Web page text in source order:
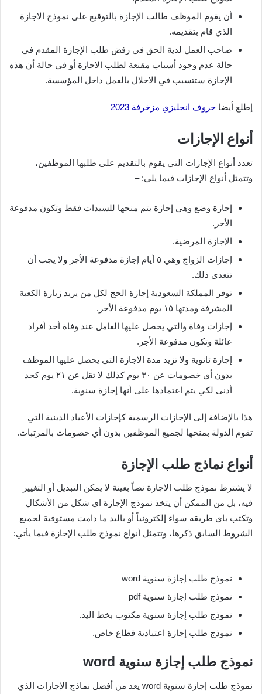
أن يقوم الموظف طالب الإجازة بالتوقيع على نموذج الاجازة
الذي قام بتقديمه.
صاحب العمل لدية الحق في رفض طلب الإجازة المقدم في
حالة عدم وجود أسباب مقنعة لطلب الاجازة أو في حالة أن هذه
الإجازة ستتسبب في الاخلال بالعمل داخل المؤسسة.
إطلع أيضا حروف انجليزي مزخرفة 2023
أنواع الإجازات
تعدد أنواع الإجازات التي يقوم بالتقديم على طلبها الموظفين،
وتتمثل أنواع الإجازات فيما يلي: –
إجازة وضع وهي إجازة يتم منحها للسيدات فقط وتكون مدفوعة
الأجر.
الإجازة المرضية.
إجازات الزواج وهي ٥ أيام إجازة مدفوعة الأجر ولا يجب أن
تتعدى ذلك.
توفر المملكة السعودية إجازة الحج لكل من يريد زيارة الكعبة
المشرفة ومدتها ١٥ يوم مدفوعة الأجر.
إجازات وفاة والتي يحصل عليها العامل عند وفاة أحد أفراد
عائلة وتكون مدفوعة الأجر.
إجازة ثانوية ولا تزيد مدة الاجازة التي يحصل عليها الموظف
بدون أي خصومات عن ٣٠ يوم كذلك لا تقل عن ٢١ يوم كحد
أدنى لكي يتم اعتمادها على أنها إجازة سنوية.
هذا بالإضافة إلى الإجازات الرسمية كإجازات الأعياد الدينية التي
تقوم الدولة بمنحها لجميع الموظفين بدون أي خصومات بالمرتبات.
أنواع نماذج طلب الإجازة
لا يشترط نموذج طلب الإجازة نصاً بعينة لا يمكن التبديل أو التغيير
فيه، بل من الممكن أن يتخذ نموذج الإجازة اي شكل من الأشكال
وتكتب باي طريقه سواء إلكترونياً أو باليد ما دامت مستوفية لجميع
الشروط السابق ذكرها، وتتمثل أنواع نموذج طلب الإجازة فيما يأتي:
–
نموذج طلب إجازة سنوية word
نموذج طلب إجازة سنوية pdf
نموذج طلب إجازة سنوية مكتوب بخط اليد.
نموذج طلب إجازة اعتيادية قطاع خاص.
نموذج طلب إجازة سنوية word
نموذج طلب إجازة سنوية word يعد من أفضل نماذج الإجازات الذي